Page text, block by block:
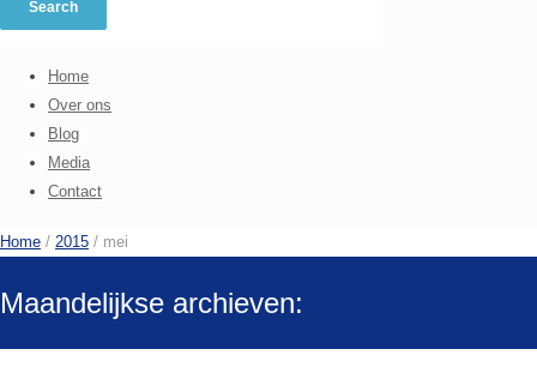
Home
Over ons
Blog
Media
Contact
Home / 2015 / mei
Maandelijkse archieven: